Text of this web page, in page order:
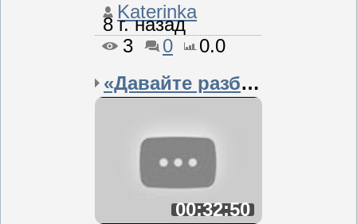
Katerinka
8 г. назад
3
0
0.0
«Давайте разберемся!»: ...
00:32:50